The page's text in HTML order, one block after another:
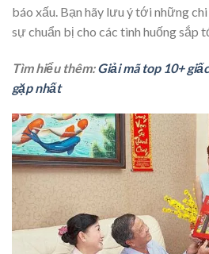
báo xấu. Bạn hãy lưu ý tới những
sự chuẩn bị cho các tình huống sắp
Tìm hiểu thêm:Giải mã top 10+
gặp nhất